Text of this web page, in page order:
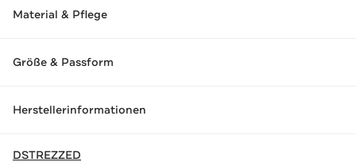
Material & Pflege
Größe & Passform
Herstellerinformationen
DSTREZZED